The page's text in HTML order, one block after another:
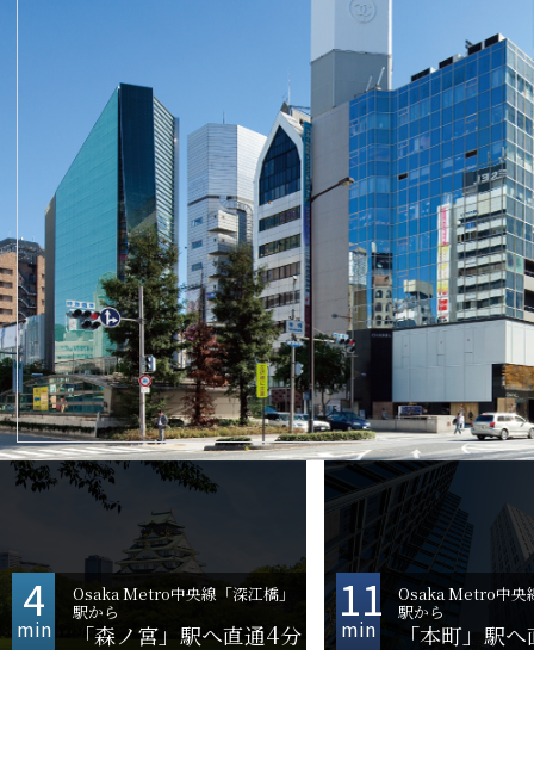
4
min
Osaka Metro中央線「深江橋」
駅から
「森ノ宮」駅へ直通4分
11
min
Osaka Metro中央
駅から
「本町」駅